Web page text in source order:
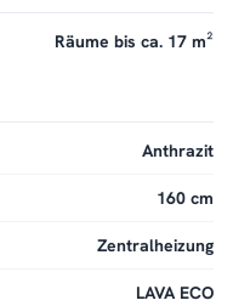
Räume bis ca. 17 m²
Anthrazit
160 cm
Zentralheizung
LAVA ECO